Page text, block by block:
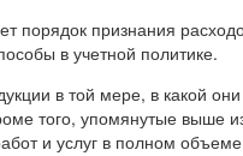
порядок признания
в учетной политике.
в той мере, в какой
того, упомянутые выше
и услуг в полном объеме